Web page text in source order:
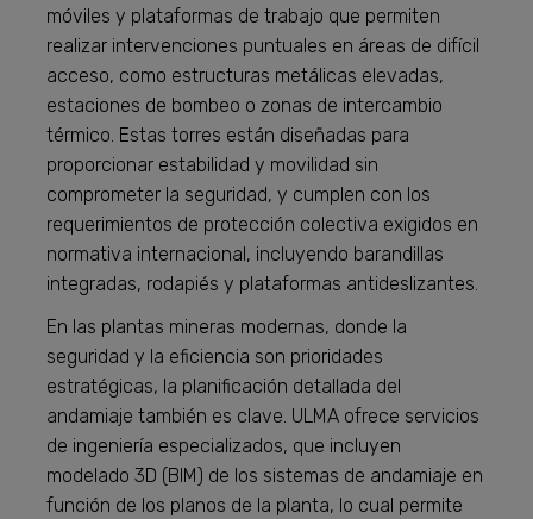
móviles y plataformas de trabajo que permiten
realizar intervenciones puntuales en áreas de difícil
acceso, como estructuras metálicas elevadas,
estaciones de bombeo o zonas de intercambio
térmico. Estas torres están diseñadas para
proporcionar estabilidad y movilidad sin
comprometer la seguridad, y cumplen con los
requerimientos de protección colectiva exigidos en
normativa internacional, incluyendo barandillas
integradas, rodapiés y plataformas antideslizantes.
En las plantas mineras modernas, donde la
seguridad y la eficiencia son prioridades
estratégicas, la planificación detallada del
andamiaje también es clave. ULMA ofrece servicios
de ingeniería especializados, que incluyen
modelado 3D (BIM) de los sistemas de andamiaje en
función de los planos de la planta, lo cual permite